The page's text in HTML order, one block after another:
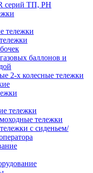
серий ТП, PH
тележки
баллонов и
2-х колесные тележки
тележки
тележки
с сиденьем/